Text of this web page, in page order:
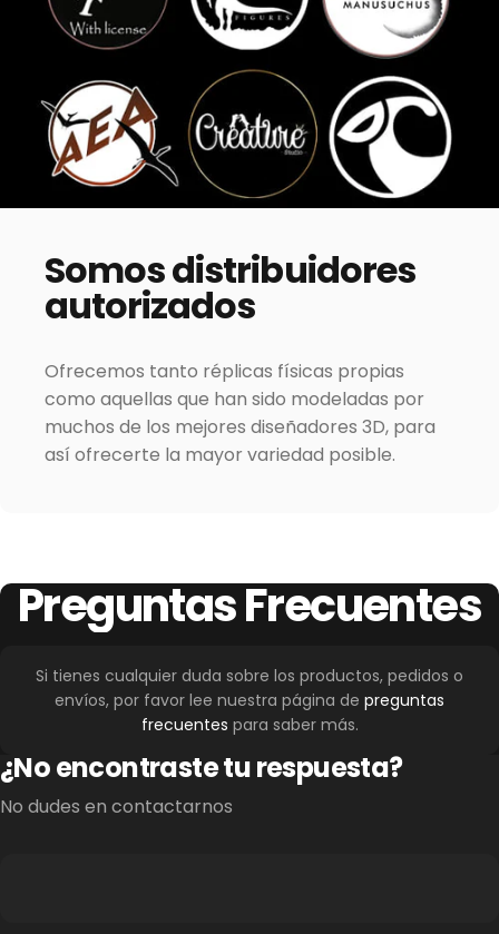
Somosdistribuidores
autorizados
Ofrecemos tanto réplicas físicas propias
como aquellas que han sido modeladas por
muchos de los mejores diseñadores 3D, para
así ofrecerte la mayor variedad posible.
PreguntasFrecuentes
Si tienes cualquier duda sobre los productos, pedidos o
envíos, por favor lee nuestra página de preguntas
frecuentes para saber más.
¿No encontraste tu respuesta?
No dudes en contactarnos